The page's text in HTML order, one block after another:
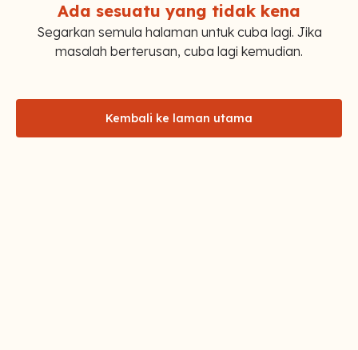
Ada sesuatu yang tidak kena
Segarkan semula halaman untuk cuba lagi. Jika
masalah berterusan, cuba lagi kemudian.
Kembali ke laman utama